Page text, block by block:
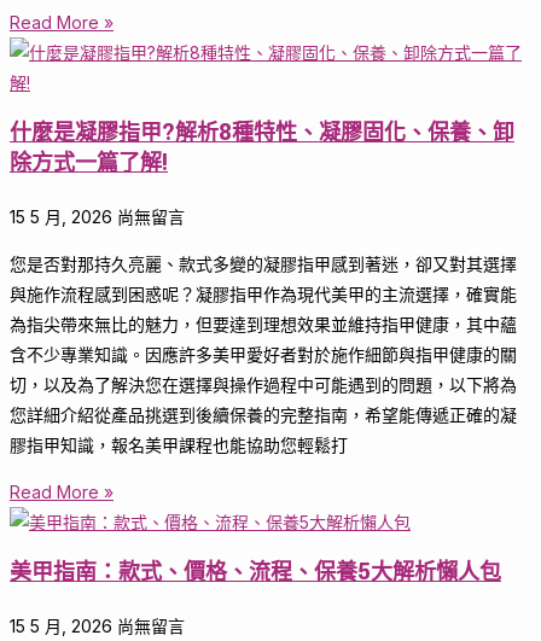
Read More »
什麼是凝膠指甲?解析8種特性、凝膠固化、保養、卸
除方式一篇了解!
15 5 月, 2026 尚無留言
您是否對那持久亮麗、款式多變的凝膠指甲感到著迷，卻又對其選擇
與施作流程感到困惑呢？凝膠指甲作為現代美甲的主流選擇，確實能
為指尖帶來無比的魅力，但要達到理想效果並維持指甲健康，其中蘊
含不少專業知識。因應許多美甲愛好者對於施作細節與指甲健康的關
切，以及為了解決您在選擇與操作過程中可能遇到的問題，以下將為
您詳細介紹從產品挑選到後續保養的完整指南，希望能傳遞正確的凝
膠指甲知識，報名美甲課程也能協助您輕鬆打
Read More »
美甲指南：款式、價格、流程、保養5大解析懶人包
15 5 月, 2026 尚無留言